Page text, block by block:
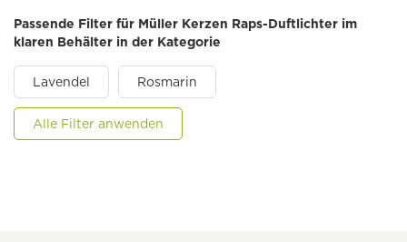
Passende Filter für Müller Kerzen Raps-Duftlichter im
klaren Behälter in der Kategorie
Lavendel Rosmarin
Alle Filter anwenden